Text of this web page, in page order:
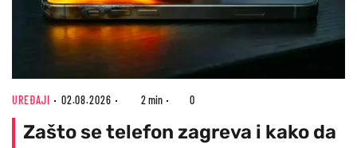
UREĐAJI 02.08.2026 2 min 0
Zašto se telefon zagreva i kako da